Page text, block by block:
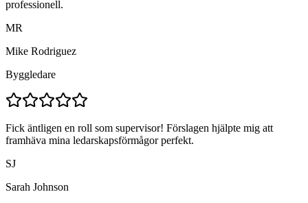
professionell.
MR
Mike Rodriguez
Byggledare
Fick äntligen en roll som supervisor! Förslagen hjälpte mig att
framhäva mina ledarskapsförmågor perfekt.
SJ
Sarah Johnson